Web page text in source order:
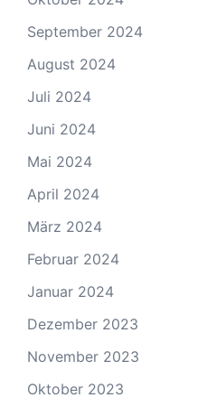
September 2024
August 2024
Juli 2024
Juni 2024
Mai 2024
April 2024
März 2024
Februar 2024
Januar 2024
Dezember 2023
November 2023
Oktober 2023